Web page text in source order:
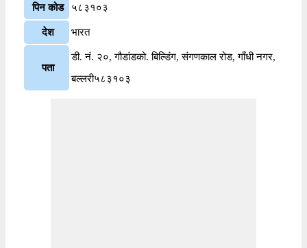
पिन कोड ५८३१०३
देश भारत
पता
डी. नं. २०, गौडांडको. बिल्डिंग, संगणकाल रोड, गाँधी नगर,
बल्लरी५८३१०३